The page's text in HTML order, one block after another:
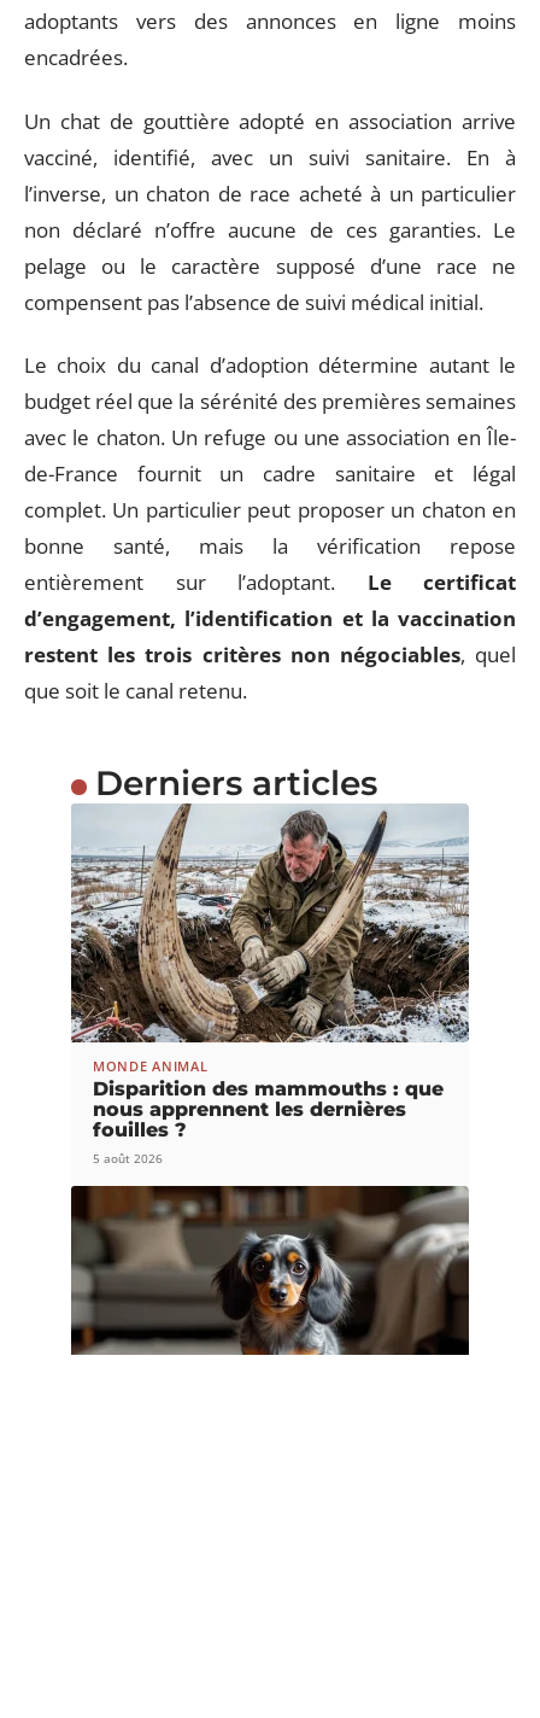
adoptants vers des annonces en ligne moins
encadrées.
Un chat de gouttière adopté en association arrive
vacciné, identifié, avec un suivi sanitaire. En à
l’inverse, un chaton de race acheté à un particulier
non déclaré n’offre aucune de ces garanties. Le
pelage ou le caractère supposé d’une race ne
compensent pas l’absence de suivi médical initial.
Le choix du canal d’adoption détermine autant le
budget réel que la sérénité des premières semaines
avec le chaton. Un refuge ou une association en Île-
de-France fournit un cadre sanitaire et légal
complet. Un particulier peut proposer un chaton en
bonne santé, mais la vérification repose
entièrement sur l’adoptant. Le certificat
d’engagement, l’identification et la vaccination
restent les trois critères non négociables, quel
que soit le canal retenu.
Derniers articles
MONDE ANIMAL
Disparition des mammouths : que
nous apprennent les dernières
fouilles ?
5 août 2026